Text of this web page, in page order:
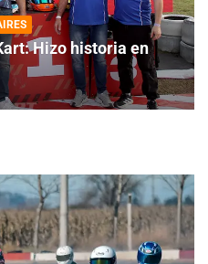
Hizo historia en